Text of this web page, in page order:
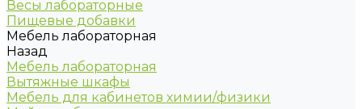
Весы лабораторные
Пищевые добавки
Мебель лабораторная
Назад
Мебель лабораторная
Вытяжные шкафы
Мебель для кабинетов химии/физики